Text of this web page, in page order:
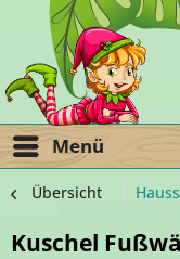
Menü
Übersicht
Kuschel